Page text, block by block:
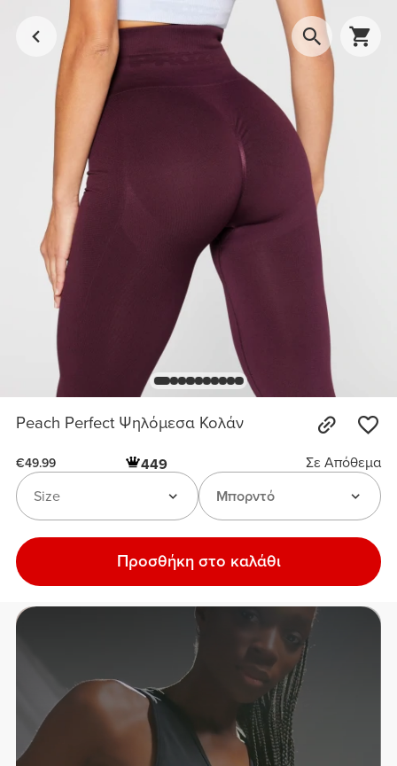
Peach Perfect Ψηλόμεσα Κολάν
€49.99 449
Σε Απόθεμα
Μπορντό
Size
Προσθήκη στο καλάθι